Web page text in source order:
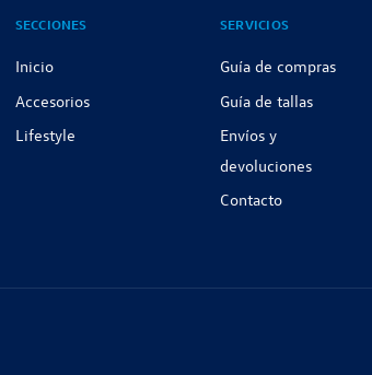
SECCIONES
Inicio
Accesorios
Lifestyle
SERVICIOS
Guía de compras
Guía de tallas
Envíos y
devoluciones
Contacto